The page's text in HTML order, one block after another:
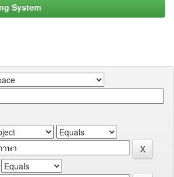
System